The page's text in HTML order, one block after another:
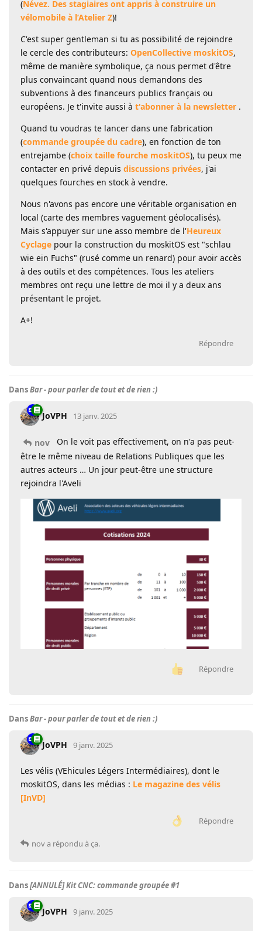
(Névez. Des stagiaires ont appris à construire un
vélomobile à l’Atelier Z)!
C'est super gentleman si tu as possibilité de rejoindre
le cercle des contributeurs: OpenCollective moskitOS,
même de manière symbolique, ça nous permet d'être
plus convaincant quand nous demandons des
subventions à des financeurs publics français ou
européens. Je t'invite aussi à t'abonner à la newsletter .
Quand tu voudras te lancer dans une fabrication
(commande groupée du cadre), en fonction de ton
entrejambe (choix taille fourche moskitOS), tu peux me
contacter en privé depuis discussions privées, j'ai
quelques fourches en stock à vendre.
Nous n'avons pas encore une véritable organisation en
local (carte des membres vaguement géolocalisés).
Mais s'appuyer sur une asso membre de l'Heureux
Cyclage pour la construction du moskitOS est "schlau
wie ein Fuchs" (rusé comme un renard) pour avoir accès
à des outils et des compétences. Tous les ateliers
membres ont reçu une lettre de moi il y a deux ans
présentant le projet.
A+!
Répondre
DansBar - pour parler de tout et de rien :)
JoVPH 13 janv. 2025
nov
On le voit pas effectivement, on n'a pas peut-
être le même niveau de Relations Publiques que les
autres acteurs … Un jour peut-être une structure
rejoindra l'Aveli
Répondre
DansBar - pour parler de tout et de rien :)
JoVPH 9 janv. 2025
Les vélis (VEhicules Légers Intermédiaires), dont le
moskitOS, dans les médias : Le magazine des vélis
[InVD]
Répondre
nova répondu à ça.
Dans[ANNULÉ] Kit CNC: commande groupée #1
JoVPH 9 janv. 2025